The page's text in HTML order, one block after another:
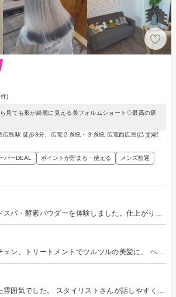
)
見ても形が綺麗に見える美フォルムショート◇最高の褒
広島駅 徒歩3分、広電２系統・３系統 広電西広島(己斐)駅
パーDEAL ポイントが貯まる・使える メンズ歓迎
カットとカラーでイメチェン、トリートメントでツルツルの美髪に。 ヘッドスパもリフレッシュしながら二重顎もスッキリして、目がぱっちり！こんなに変わるなんて本当に嬉しいです！